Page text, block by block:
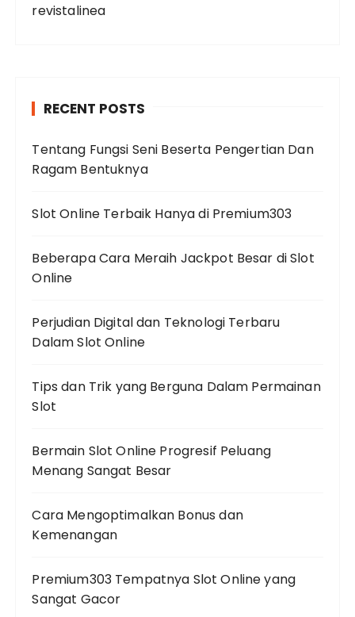
revistalinea
RECENT POSTS
Tentang Fungsi Seni Beserta Pengertian Dan
Ragam Bentuknya
Slot Online Terbaik Hanya di Premium303
Beberapa Cara Meraih Jackpot Besar di Slot
Online
Perjudian Digital dan Teknologi Terbaru
Dalam Slot Online
Tips dan Trik yang Berguna Dalam Permainan
Slot
Bermain Slot Online Progresif Peluang
Menang Sangat Besar
Cara Mengoptimalkan Bonus dan
Kemenangan
Premium303 Tempatnya Slot Online yang
Sangat Gacor